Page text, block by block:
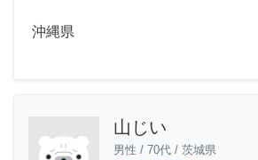
沖縄県
山じい
男性 / 70代 / 茨城県